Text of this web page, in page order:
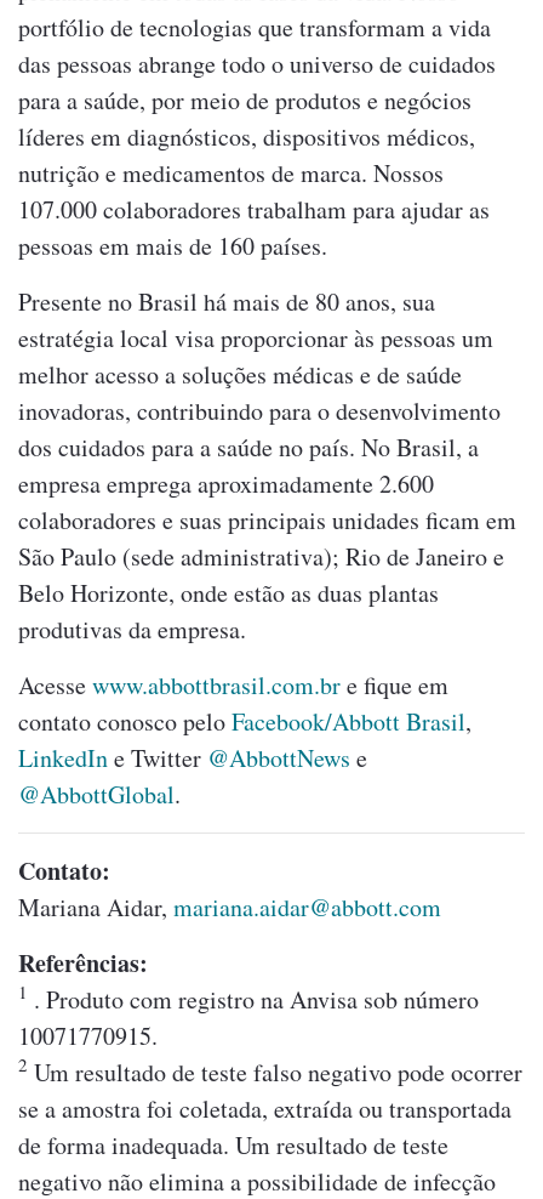
portfólio de tecnologias que transformam a vida
das pessoas abrange todo o universo de cuidados
para a saúde, por meio de produtos e negócios
líderes em diagnósticos, dispositivos médicos,
nutrição e medicamentos de marca. Nossos
107.000 colaboradores trabalham para ajudar as
pessoas em mais de 160 países.
Presente no Brasil há mais de 80 anos, sua
estratégia local visa proporcionar às pessoas um
melhor acesso a soluções médicas e de saúde
inovadoras, contribuindo para o desenvolvimento
dos cuidados para a saúde no país. No Brasil, a
empresa emprega aproximadamente 2.600
colaboradores e suas principais unidades ficam em
São Paulo (sede administrativa); Rio de Janeiro e
Belo Horizonte, onde estão as duas plantas
produtivas da empresa.
Acessewww.abbottbrasil.com.bre fique em
contato conosco peloFacebook/Abbott Brasil,
LinkedIne Twitter @AbbottNews e
@AbbottGlobal.
Contato:
Mariana Aidar, mariana.aidar@abbott.com
Referências:
1 . Produto com registro na Anvisa sob número
10071770915.
2 Um resultado de teste falso negativo pode ocorrer
se a amostra foi coletada, extraída ou transportada
de forma inadequada. Um resultado de teste
negativo não elimina a possibilidade de infecção